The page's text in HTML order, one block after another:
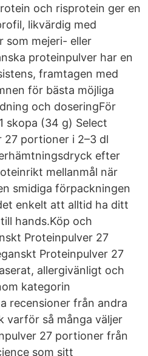
och risprotein ger en
likvärdig med
som mejeri- eller
proteinpulver har en
framtagen med
för bästa möjliga
och doseringFör
skopa (34 g) Select
27 portioner i 2–3 dl
efter
mellanmål när
smidiga förpackningen
enkelt att alltid ha ditt
hands.Köp och
Proteinpulver 27
Proteinpulver 27
allergivänligt och
kategorin
recensioner från andra
varför så många väljer
27 portioner från
som sitt